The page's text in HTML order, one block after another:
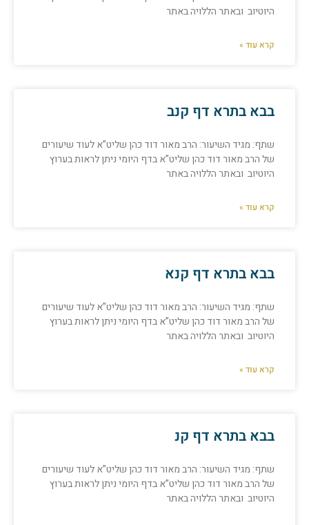
היוטיוב ובאתר הללויה באתר
קרא עוד »
בבא בתרא דף קנב
שתף: מגיד השיעור: הרב מאור דוד כהן שליט”א לעוד שיעורים
של הרב מאור דוד כהן שליט”א בדף היומי ניתן לראות בערוץ
היוטיוב ובאתר הללויה באתר
קרא עוד »
בבא בתרא דף קנא
שתף: מגיד השיעור: הרב מאור דוד כהן שליט”א לעוד שיעורים
של הרב מאור דוד כהן שליט”א בדף היומי ניתן לראות בערוץ
היוטיוב ובאתר הללויה באתר
קרא עוד »
בבא בתרא דף קנ
שתף: מגיד השיעור: הרב מאור דוד כהן שליט”א לעוד שיעורים
של הרב מאור דוד כהן שליט”א בדף היומי ניתן לראות בערוץ
היוטיוב ובאתר הללויה באתר